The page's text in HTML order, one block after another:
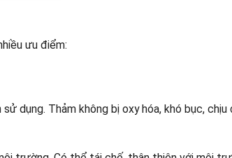
ưu điểm:
dụng. Thảm không bị oxy hóa, khó bục, chịu